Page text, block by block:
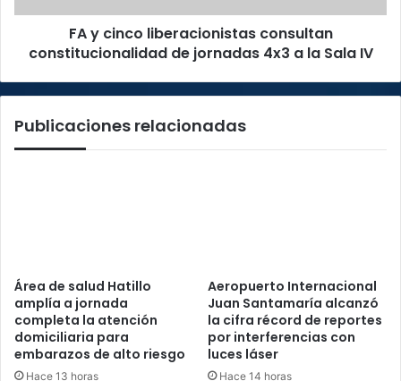
4x3
FA y cinco liberacionistas consultan
constitucionalidad de jornadas 4x3 a la Sala IV
Publicaciones relacionadas
Área de salud Hatillo
amplía a jornada
completa la atención
domiciliaria para
embarazos de alto riesgo
Hace 13 horas
Aeropuerto Internacional
Juan Santamaría alcanzó
la cifra récord de reportes
por interferencias con
luces láser
Hace 14 horas